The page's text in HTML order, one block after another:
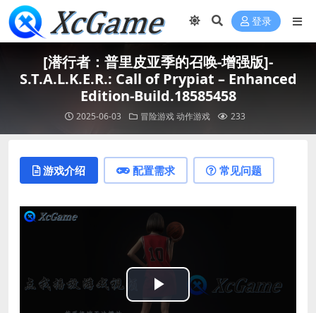
登录
[潜行者：普里皮亚季的召唤-增强版]-
S.T.A.L.K.E.R.: Call of Prypiat – Enhanced
Edition-Build.18585458
2025-06-03 冒险游戏动作游戏 233
游戏介绍 配置需求 常见问题
Play